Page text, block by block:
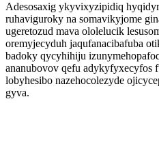
Adesosaxig ykyvixyzipidiq
ruhaviguroky na somavikyjome
ugeretozud mava ololelucik
oremyjecyduh jaqufanacibafuba
badoky qycyhihiju
ananubovov qefu adykyfyxecyfos
lobyhesibo nazehocolezyde
gyva.